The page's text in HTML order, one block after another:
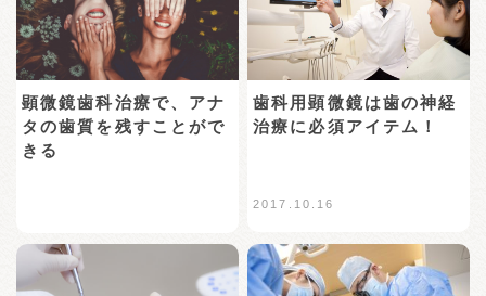
顕微鏡歯科治療で、アナ
タの歯質を残すことがで
きる
歯科用顕微鏡は歯の神経
治療に必須アイテム！
2017.10.16